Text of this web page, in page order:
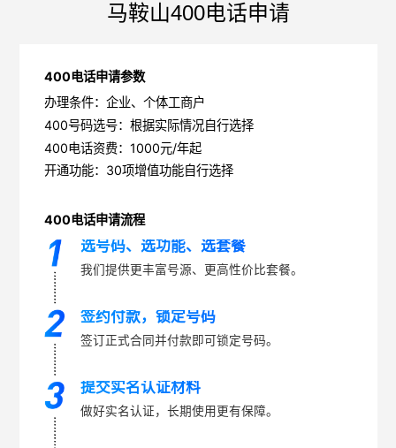
马鞍山400电话申请
400电话申请参数
办理条件：企业、个体工商户
400号码选号：根据实际情况自行选择
400电话资费：1000元/年起
开通功能：30项增值功能自行选择
400电话申请流程
选号码、选功能、选套餐
我们提供更丰富号源、更高性价比套餐。
签约付款，锁定号码
签订正式合同并付款即可锁定号码。
提交实名认证材料
做好实名认证，长期使用更有保障。